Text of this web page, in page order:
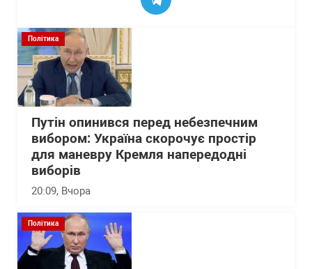
Політика
Путін опинився перед небезпечним
вибором: Україна скорочує простір
для маневру Кремля напередодні
виборів
20:09, Вчора
Політика